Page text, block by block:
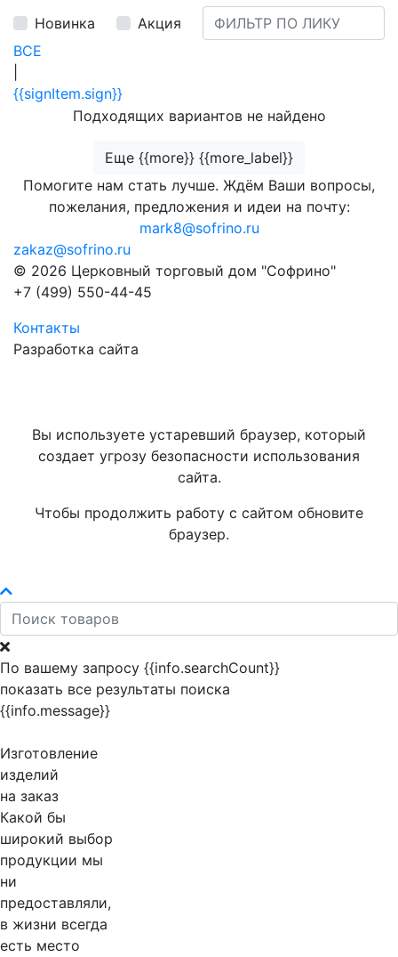
Новинка
Акция
ВСЕ
{{signItem.sign}}
Подходящих вариантов не найдено
Еще {{more}} {{more_label}}
Помогите нам стать лучше. Ждём Ваши вопросы,
пожелания, предложения и идеи на почту:
mark8@sofrino.ru
zakaz@sofrino.ru
© 2026 Церковный торговый дом "Софрино"
+7 (499) 550-44-45
Контакты
Разработка сайта
Вы используете устаревший браузер, который
создает угрозу безопасности использования
сайта.
Чтобы продолжить работу с сайтом обновите
браузер.
По вашему запросу {{info.searchCount}}
показать все результаты поиска
{{info.message}}
Изготовление
изделий
на заказ
Какой бы
широкий выбор
продукции мы
ни
предоставляли,
в жизни всегда
есть место